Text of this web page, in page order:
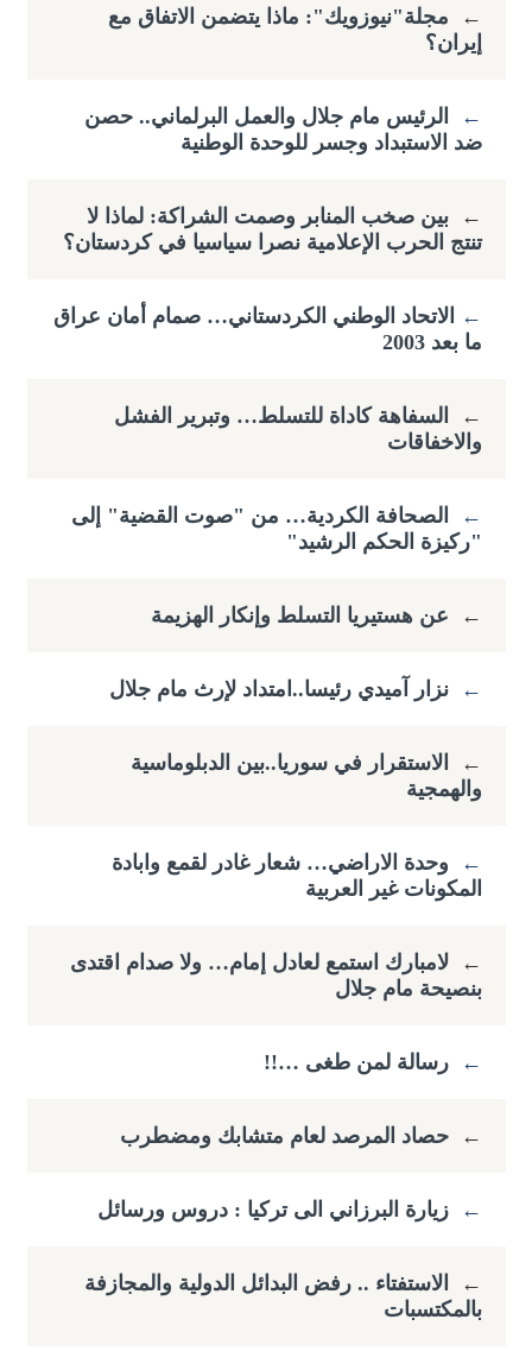
←
مجلة"نيوزويك": ماذا يتضمن الاتفاق مع
إيران؟
←
الرئيس مام جلال والعمل البرلماني.. حصن
ضد الاستبداد وجسر للوحدة الوطنية
←
بين صخب المنابر وصمت الشراكة: لماذا لا
تنتج الحرب الإعلامية نصرا سياسيا في كردستان؟
←
​الاتحاد الوطني الكردستاني… صمام أمان عراق
ما بعد 2003
←
السفاهة كاداة للتسلط… وتبرير الفشل
والاخفاقات
←
الصحافة الكردية… من "صوت القضية" إلى
"ركيزة الحكم الرشيد"
← عن هستيريا التسلط وإنكار الهزيمة
← نزار آميدي رئيسا..امتداد لإرث مام جلال
←
الاستقرار في سوريا..بين الدبلوماسية
والهمجية
←
وحدة الاراضي… شعار غادر لقمع وابادة
المكونات غير العربية
←
لامبارك استمع لعادل إمام… ولا صدام اقتدى
بنصيحة مام جلال
← رسالة لمن طغى …!!
← حصاد المرصد لعام متشابك ومضطرب
← زيارة البرزاني الى تركيا : دروس ورسائل
←
الاستفتاء .. رفض البدائل الدولية والمجازفة
بالمكتسبات